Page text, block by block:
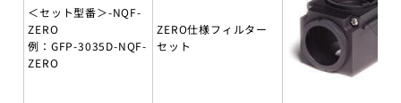
＜セット型番＞-NQF-
ZERO
例：GFP-3035D-NQF-
ZERO
ZERO仕様フィルター
セット